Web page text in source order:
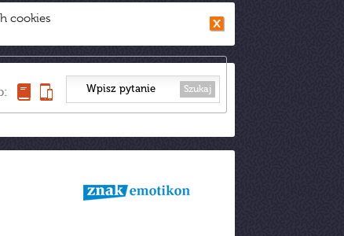
cookies
Szukaj